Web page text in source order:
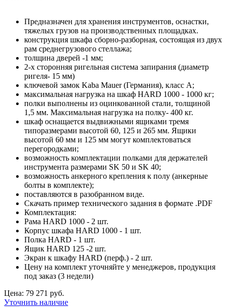
Предназначен для хранения инструментов, оснастки,
тяжелых грузов на производственных площадках.
конструкция шкафа сборно-разборная, состоящая из двух
рам среднегрузового стеллажа;
толщина дверей -1 мм;
2-х сторонняя ригельная система запирания (диаметр
ригеля- 15 мм)
ключевой замок Kaba Mauer (Германия), класс A;
максимальная нагрузка на шкаф HARD 1000 - 1000 кг;
полки выполнены из оцинкованной стали, толщиной
1,5 мм. Максимальная нагрузка на полку- 400 кг.
шкаф оснащается выдвижными ящиками тремя
типоразмерами высотой 60, 125 и 265 мм. Ящики
высотой 60 мм и 125 мм могут комплектоваться
перегородками;
возможность комплектации полками для держателей
инструмента размерами SK 50 и SK 40;
возможность анкерного крепления к полу (анкерные
болты в комплекте);
поставляются в разобранном виде.
Скачать пример технического задания в формате .PDF
Комплектация:
Рама HARD 1000 - 2 шт.
Корпус шкафа HARD 1000 - 1 шт.
Полка HARD - 1 шт.
Ящик HARD 125 -2 шт.
Экран к шкафу HARD (перф.) - 2 шт.
Цену на комплект уточняйте у менеджеров, продукция
под заказ (3 недели)
Цена: 79 271 руб.
Уточнить наличие